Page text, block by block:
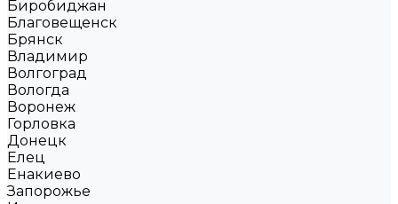
Биробиджан
Благовещенск
Брянск
Владимир
Волгоград
Вологда
Воронеж
Горловка
Донецк
Елец
Енакиево
Запорожье